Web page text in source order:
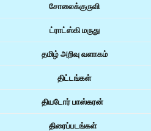
சோலைக்குருவி
ட்ராட்ஸ்கி மருது
தமிழ் அறிவு வளாகம்
திட்டங்கள்
தியடோர் பாஸ்கரன்
திரைப்படங்கள்